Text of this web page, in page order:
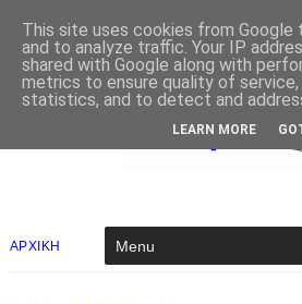
ΑΡΧΙΚΗ
This site uses cookies from
and to analyze traffic. Your IP
shared with Google along with
metrics to ensure quality of service,
statistics, and to detect and
LEARN MORE